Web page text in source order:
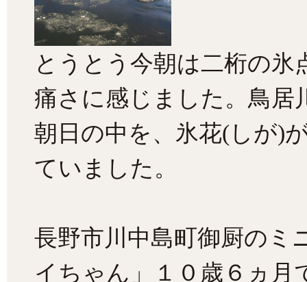
とうとう今朝は二桁の
痛さに感じました。鳥居
朝日の中を、氷花(しが)
ていました。
長野市川中島町御厨のミ
イちゃん」１０歳６ヵ月